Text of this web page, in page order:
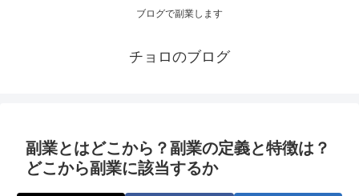
ブログで副業します
チョロのブログ
副業とはどこから？副業の定義と特徴は？
どこから副業に該当するか